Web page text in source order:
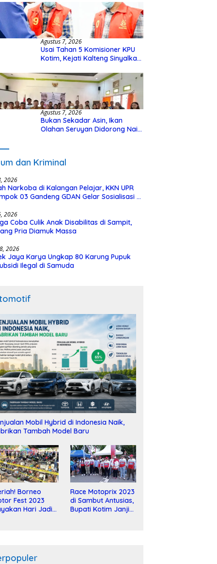
Pembangunan Desa
Agustus 7, 2026
Usai Tahan 5 Komisioner KPU
Kotim, Kejati Kalteng Sinyalkan
Hibah Rp40 Miliar
Agustus 7, 2026
Bukan Sekadar Asin, Ikan
Olahan Seruyan Didorong Naik
dan Kriminal
2026
Narkoba di Kalangan Pelajar, KKN UPR
03 Gandeng GDAN Gelar Sosialisasi di
2026
Coba Culik Anak Disabilitas di Sampit,
Pria Diamuk Massa
2026
Jaya Karya Ungkap 80 Karung Pupuk
Ilegal di Samuda
Mobil Hybrid di Indonesia Naik,
Tambah Model Baru
Borneo
Fest 2023
Hari Jadi
Race Motoprix 2023
di Sambut Antusias,
Bupati Kotim Janji